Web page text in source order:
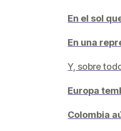
En el sol
En una
Y, sobre
Europa
Colombia